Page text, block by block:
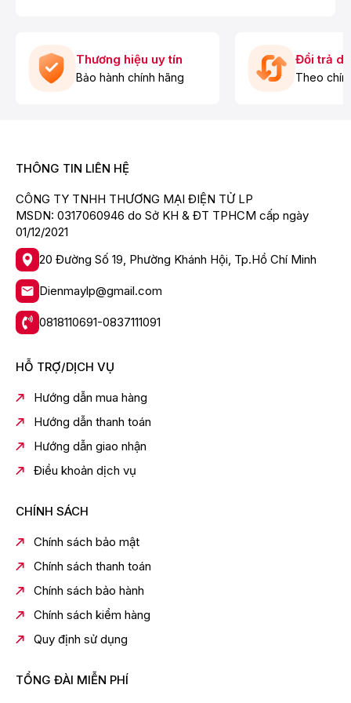
Thương hiệu uy tín
Bảo hành chính hãng
Đổi trả
Theo
THÔNG TIN LIÊN HỆ
CÔNG TY TNHH THƯƠNG MẠI ĐIỆN TỬ LP
MSDN: 0317060946 do Sở KH & ĐT TPHCM cấp ngày
01/12/2021
20 Đường Số 19, Phường Khánh Hội, Tp.Hồ Chí Minh
Dienmaylp@gmail.com
0818110691-0837111091
HỖ TRỢ/DỊCH VỤ
Hướng dẫn mua hàng
Hướng dẫn thanh toán
Hướng dẫn giao nhận
Điều khoản dịch vụ
CHÍNH SÁCH
Chính sách bảo mật
Chính sách thanh toán
Chính sách bảo hành
Chính sách kiểm hàng
Quy định sử dụng
TỔNG ĐÀI MIỄN PHÍ